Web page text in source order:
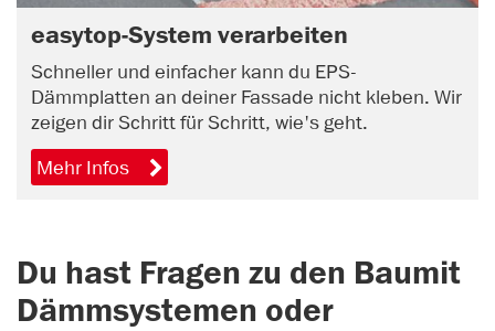
easytop-System verarbeiten
Schneller und einfacher kann du EPS-
Dämmplatten an deiner Fassade nicht kleben. Wir
zeigen dir Schritt für Schritt, wie's geht.
Mehr Infos
Du hast Fragen zu den Baumit
Dämmsystemen oder